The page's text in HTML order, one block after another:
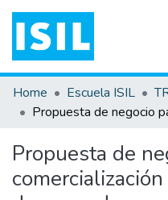
All of DSpace
Statistics
Documentos ▾
Home Escuela ISIL
Propuesta de